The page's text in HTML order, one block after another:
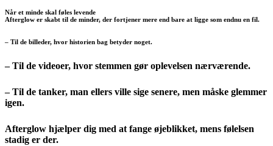
Når et minde skal føles levende
Afterglow er skabt til de minder, der fortjener mere end bare at ligge som endnu en fil.
– Til de billeder, hvor historien bag betyder noget.
– Til de videoer, hvor stemmen gør oplevelsen nærværende.
– Til de tanker, man ellers ville sige senere, men måske glemmer
igen.
Afterglow hjælper dig med at fange øjeblikket, mens følelsen
stadig er der.